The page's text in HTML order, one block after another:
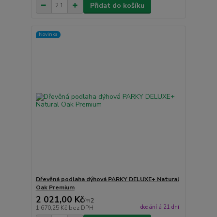
Přidat do košíku
Novinka
Dřevěná podlaha dýhová PARKY DELUXE+ Natural
Oak Premium
2 021,00 Kč/m2
1 670,25 Kč bez DPH dodání á 21 dní